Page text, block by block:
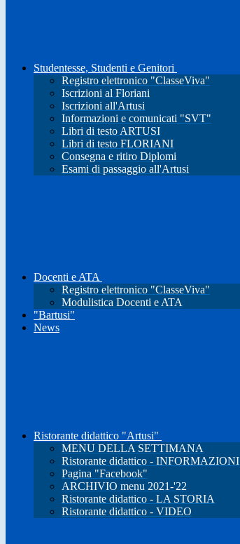
Studentesse, Studenti e Genitori
Registro elettronico "ClasseViva"
Iscrizioni al Floriani
Iscrizioni all'Artusi
Informazioni e comunicati "SVT"
Libri di testo ARTUSI
Libri di testo FLORIANI
Consegna e ritiro Diplomi
Esami di passaggio all'Artusi
Docenti e ATA
Registro elettronico "ClasseViva"
Modulistica Docenti e ATA
"Bartusi"
News
Ristorante didattico "Artusi"
MENU DELLA SETTIMANA
Ristorante didattico - INFORMAZIONI
Pagina "Facebook"
ARCHIVIO menu 2021-'22
Ristorante didattico - LA STORIA
Ristorante didattico - VIDEO